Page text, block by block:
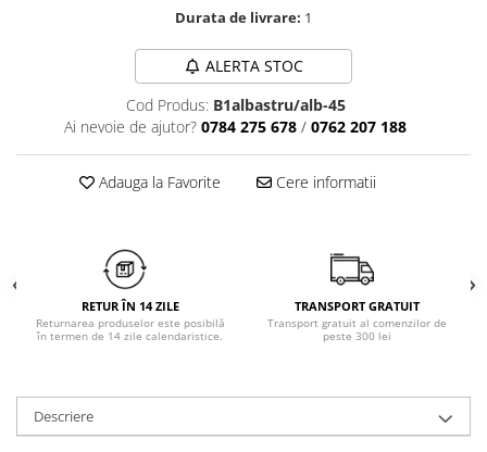
Lenjerie erotică
Maiouri
Pret unic 9.99 Lei
Durata de livrare: 1
ALERTA STOC
Cod Produs: B1albastru/alb-45
Ai nevoie de ajutor? 0784 275 678 / 0762 207 188
Adauga la Favorite Cere informatii
RETUR ÎN 14 ZILE
Returnarea produselor este posibilă
în termen de 14 zile calendaristice.
TRANSPORT GRATUIT
Transport gratuit al comenzilor de
peste 300 lei
Descriere